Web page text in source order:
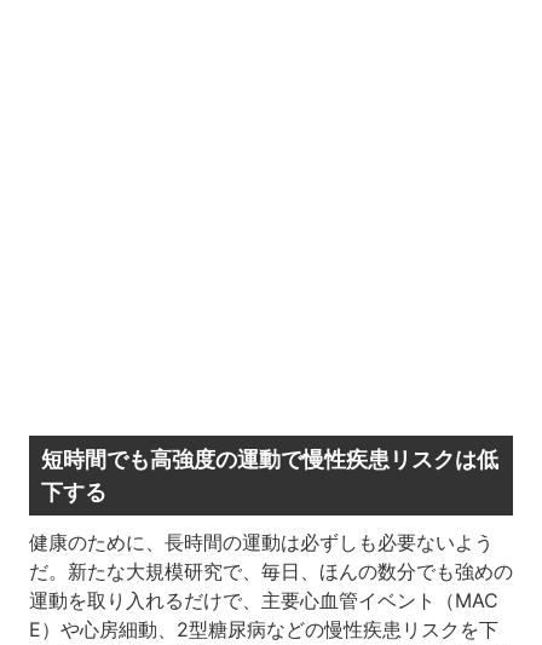
短時間でも高強度の運動で慢性疾患リスクは低
下する
健康のために、長時間の運動は必ずしも必要ないよう
だ。新たな大規模研究で、毎日、ほんの数分でも強めの
運動を取り入れるだけで、主要心血管イベント（MAC
E）や心房細動、2型糖尿病などの慢性疾患リスクを下